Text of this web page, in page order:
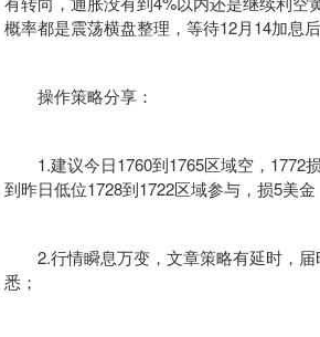
概率都是震荡横盘整理，等待12月14加息
操作策略分享：
1.建议今日1760到1765区域空，1772损
到昨日低位1728到1722区域参与，损5美
2.行情瞬息万变，文章策略有延时，届
悉；